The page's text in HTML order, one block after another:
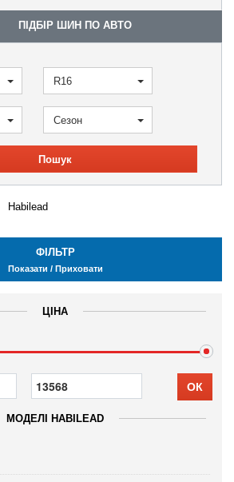
ПІДБІР ШИН ПО АВТО
R16
Сезон
Пошук
Habilead
ФІЛЬТР
Показати / Приховати
ЦІНА
ОК
МОДЕЛІ HABILEAD